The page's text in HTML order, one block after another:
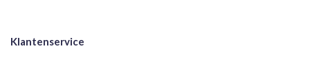
Klantenservice